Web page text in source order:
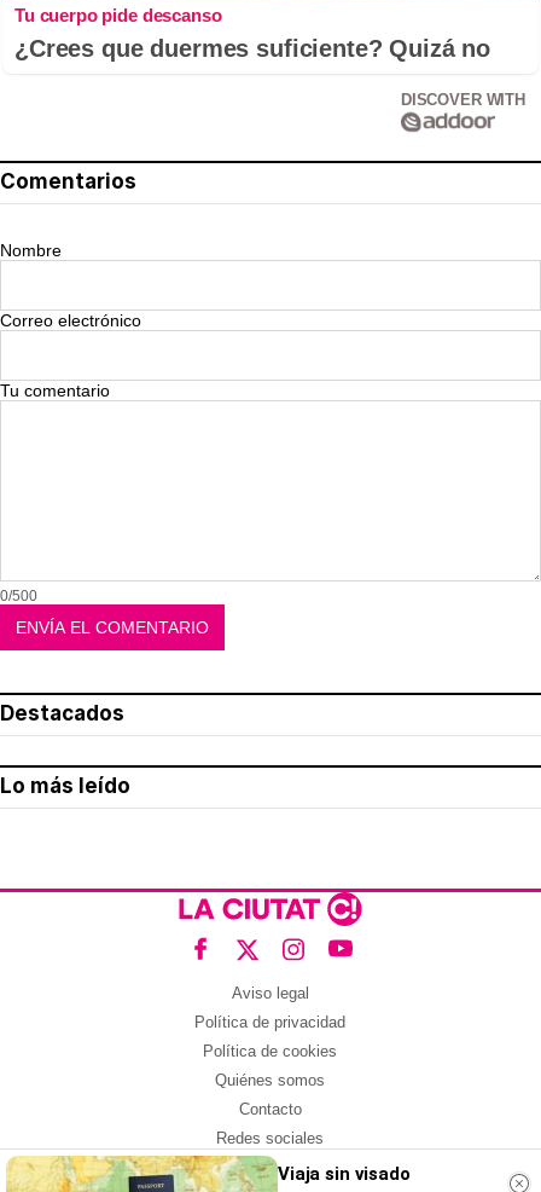
Tu cuerpo pide descanso
¿Crees que duermes suficiente? Quizá no
DISCOVER WITH
Comentarios
Nombre
Correo electrónico
Tu comentario
0/500
Destacados
Lo más leído
Aviso legal
Política de privacidad
Política de cookies
Quiénes somos
Contacto
Redes sociales
Con la colaboración de:Viaja sin visado